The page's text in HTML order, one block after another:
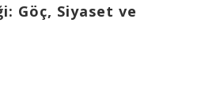
Göç, Siyaset ve